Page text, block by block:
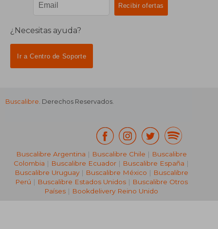
¿Necesitas ayuda?
Ir a Centro de Soporte
Buscalibre. Derechos Reservados.
Buscalibre Argentina | Buscalibre Chile | Buscalibre
Colombia | Buscalibre Ecuador | Buscalibre España |
Buscalibre Uruguay| Buscalibre México | Buscalibre
Perú | Buscalibre Estados Unidos| Buscalibre Otros
Países | Bookdelivery Reino Unido